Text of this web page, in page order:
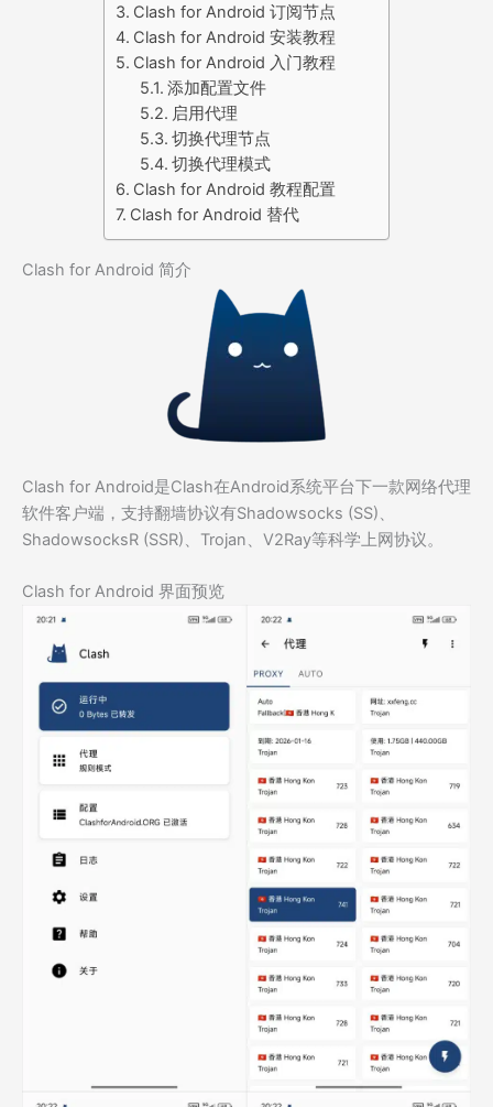
Clash for Android 订阅节点
Clash for Android 安装教程
Clash for Android 入门教程
添加配置文件
启用代理
切换代理节点
切换代理模式
Clash for Android 教程配置
Clash for Android 替代
Clash for Android 简介
Clash for Android是Clash在Android系统平台下一款网络代理
软件客户端，支持翻墙协议有Shadowsocks (SS)、
ShadowsocksR (SSR)、Trojan、V2Ray等科学上网协议。
Clash for Android 界面预览